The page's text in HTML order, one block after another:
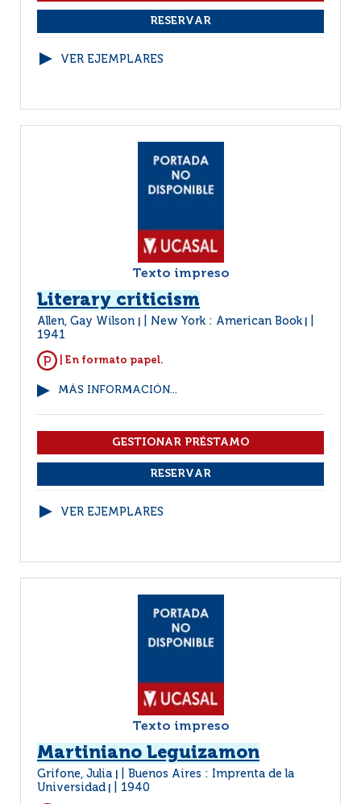
VER EJEMPLARES
Texto impreso
Literary criticism
Allen, Gay Wilson New York : American Book
1941
| En formato papel.
MÁS INFORMACIÓN...
VER EJEMPLARES
Texto impreso
Martiniano Leguizamon
Grifone, Julia
Buenos Aires : Imprenta de la
Universidad
1940